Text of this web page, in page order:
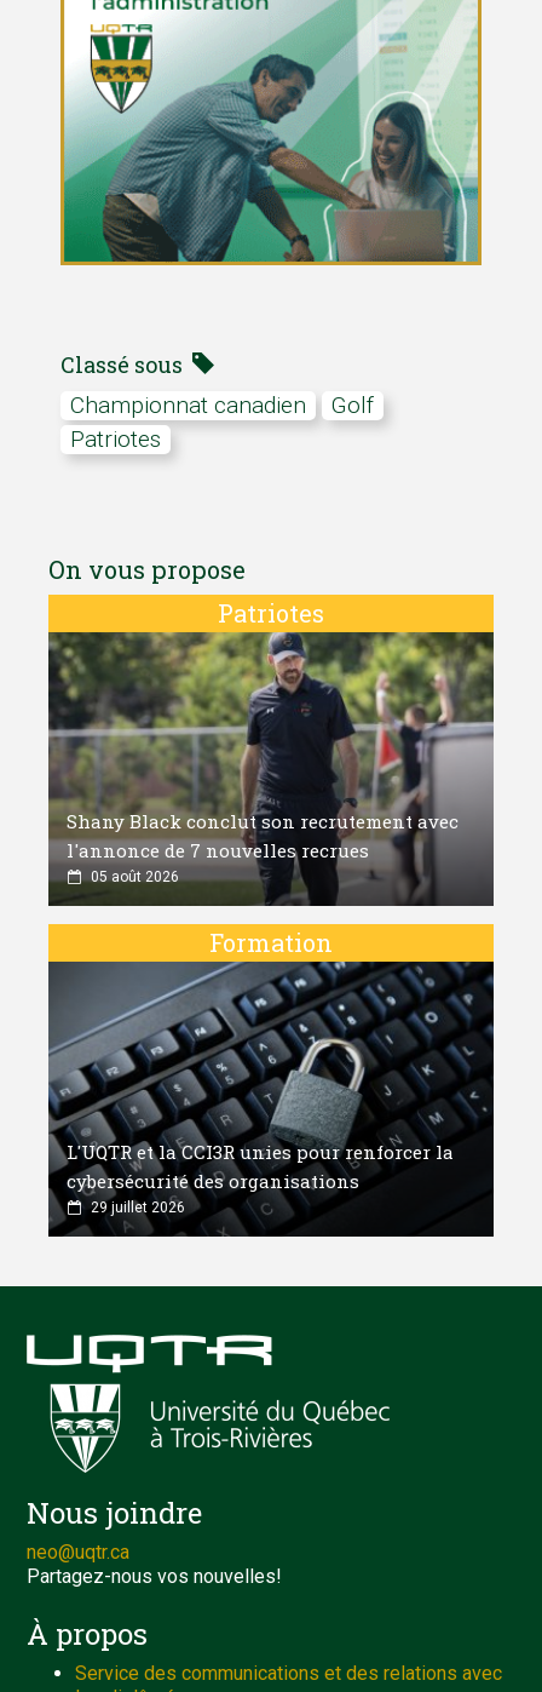
Classé sous
Championnat canadien
Golf
Patriotes
On vous propose
Patriotes
Shany Black conclut son recrutement avec
l'annonce de 7 nouvelles recrues
05 août 2026
Formation
L'UQTR et la CCI3R unies pour renforcer la
cybersécurité des organisations
29 juillet 2026
Nous joindre
neo@uqtr.ca
Partagez-nous vos nouvelles!
À propos
Service des communications et des relations avec